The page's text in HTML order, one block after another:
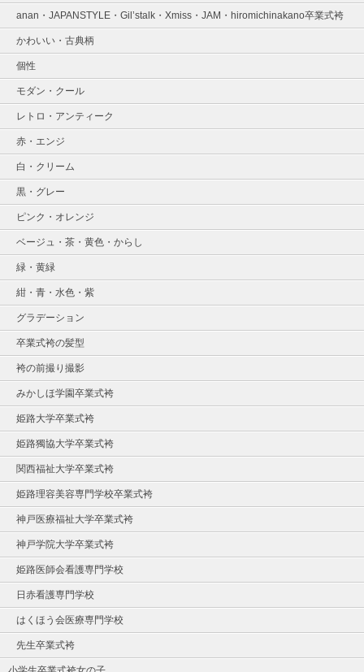
anan・JAPANSTYLE・Gil’stalk・Xmiss・JAM・hiromichinakano卒業式袴
かわいい・古典柄
個性
モダン・クール
レトロ・アンティーク
赤・エンジ
白・クリーム
黒・グレー
ピンク・オレンジ
ベージュ・茶・黄色・からし
緑・黄緑
紺・青・水色・紫
グラデーション
卒業式袴の髪型
袴の前撮り撮影
みかしほ学園卒業式袴
姫路大学卒業式袴
姫路獨協大学卒業式袴
関西福祉大学卒業式袴
姫路理容美容専門学校卒業式袴
神戸医療福祉大学卒業式袴
神戸学院大学卒業式袴
姫路医師会看護専門学校
日赤看護専門学校
はくほう会医療専門学校
先生卒業式袴